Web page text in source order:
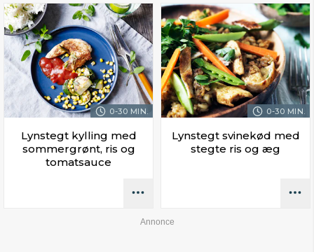
0-30 MIN.
Lynstegt kylling med
sommergrønt, ris og
tomatsauce
0-30 MIN.
Lynstegt svinekød med
stegte ris og æg